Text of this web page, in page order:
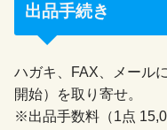
出品手続き
ハガキ、FAX、メール
開始）を取り寄せ。
※出品手数料（1点